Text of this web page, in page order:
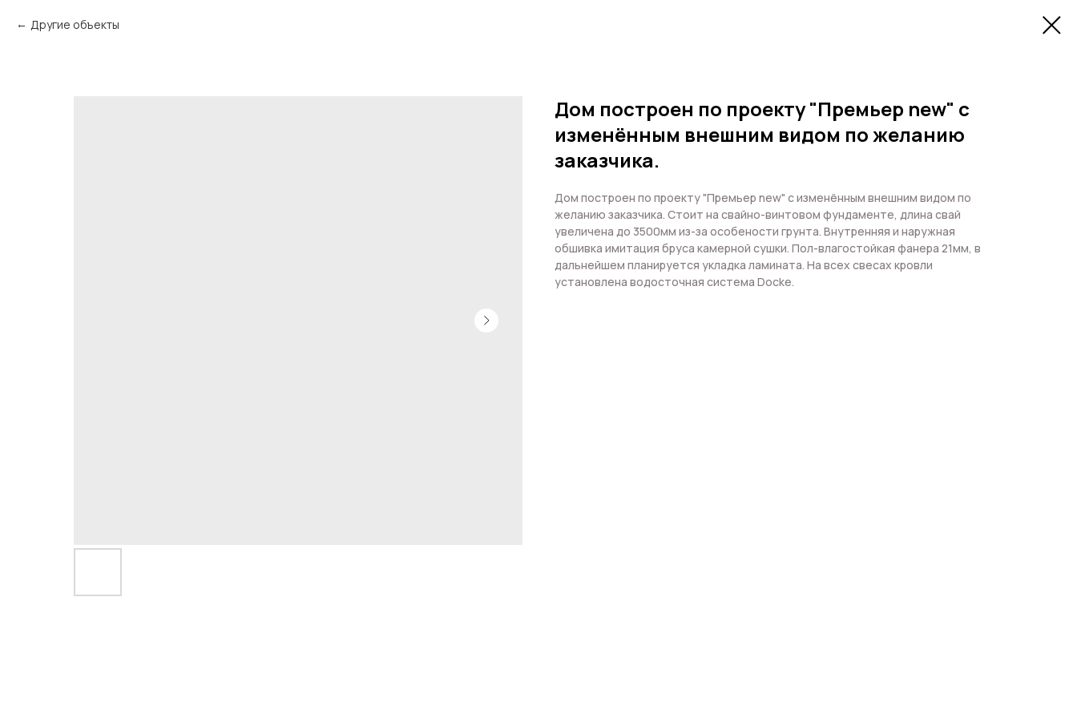
Другие объекты
Дом построен по проекту "Премьер new" с
изменённым внешним видом по желанию
заказчика.
Дом построен по проекту "Премьер new" с изменённым внешним видом по
желанию заказчика. Стоит на свайно-винтовом фундаменте, длина свай
увеличена до 3500мм из-за особености грунта. Внутренняя и наружная
обшивка имитация бруса камерной сушки. Пол-влагостойкая фанера 21мм, в
дальнейшем планируется укладка ламината. На всех свесах кровли
установлена водосточная система Docke.